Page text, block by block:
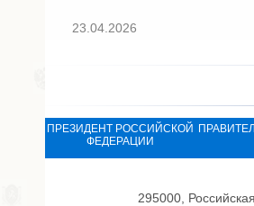
23.04.2026
ПРЕЗИДЕНТ РОССИЙСКОЙ
ФЕДЕРАЦИИ
295000,